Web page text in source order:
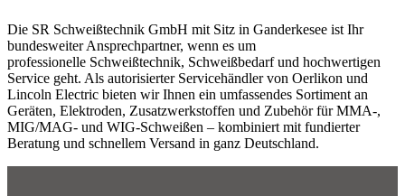
Die SR Schweißtechnik GmbH mit Sitz in Ganderkesee ist Ihr
bundesweiter Ansprechpartner, wenn es um
professionelle Schweißtechnik, Schweißbedarf und hochwertigen
Service geht. Als autorisierter Servicehändler von Oerlikon und
Lincoln Electric bieten wir Ihnen ein umfassendes Sortiment an
Geräten, Elektroden, Zusatzwerkstoffen und Zubehör für MMA-,
MIG/MAG- und WIG-Schweißen – kombiniert mit fundierter
Beratung und schnellem Versand in ganz Deutschland.